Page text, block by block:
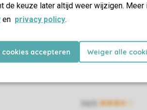
de keuze later altijd weer wijzigen. Meer
en privacy policy.
cookies accepteren Weiger alle